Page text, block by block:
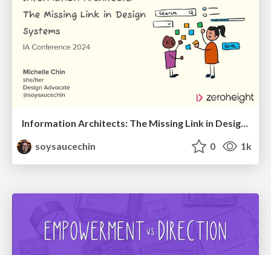
Information Architects: The Missing Link in Design Systems
soysaucechin
0 1k